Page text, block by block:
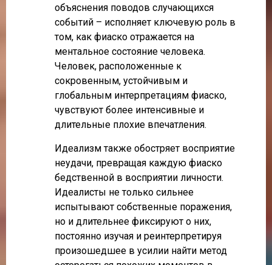
объяснения поводов случающихся
событий – исполняет ключевую роль в
том, как фиаско отражается на
ментальное состояние человека.
Человек, расположенные к
сокровенным, устойчивым и
глобальным интерпретациям фиаско,
чувствуют более интенсивные и
длительные плохие впечатления.
Идеализм также обостряет восприятие
неудачи, превращая каждую фиаско
бедственной в восприятии личности.
Идеалисты не только сильнее
испытывают собственные поражения,
но и длительнее фиксируют о них,
постоянно изучая и реинтерпретируя
произошедшее в усилии найти метод